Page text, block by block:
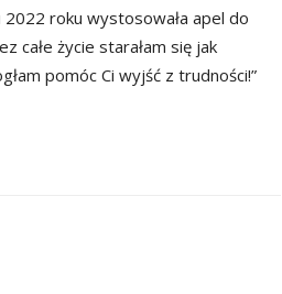
2022 roku wystosowała apel do
całe życie starałam się jak
pomóc Ci wyjść z trudności!”